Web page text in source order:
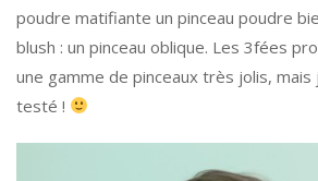
poudre matifiante un pinceau poudre
blush : un pinceau oblique. Les 3fées
une gamme de pinceaux très jolis, mais
testé !